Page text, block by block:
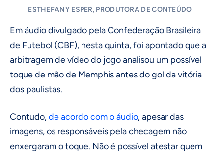
ESTHEFANY ESPER, PRODUTORA DE CONTEÚDO
Em áudio divulgado pela Confederação Brasileira
de Futebol (CBF), nesta quinta, foi apontado que a
arbitragem de vídeo do jogo analisou um possível
toque de mão de Memphis antes do gol da vitória
dos paulistas.
Contudo,de acordo com o áudio, apesar das
imagens, os responsáveis pela checagem não
enxergaram o toque. Não é possível atestar quem